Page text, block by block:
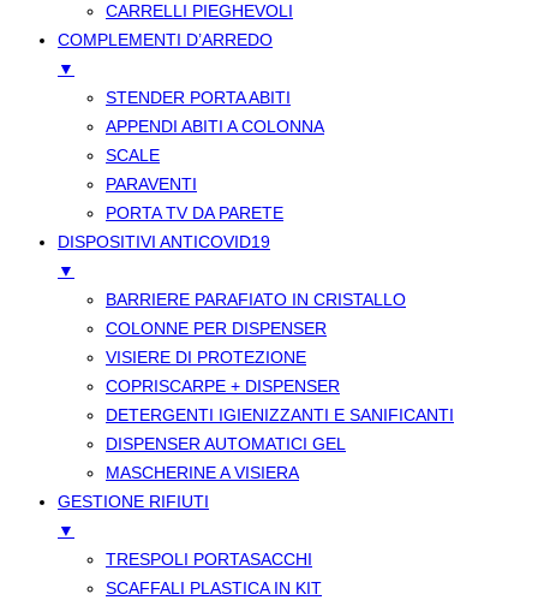
CARRELLI PIEGHEVOLI
COMPLEMENTI D’ARREDO
▼
STENDER PORTA ABITI
APPENDI ABITI A COLONNA
SCALE
PARAVENTI
PORTA TV DA PARETE
DISPOSITIVI ANTICOVID19
▼
BARRIERE PARAFIATO IN CRISTALLO
COLONNE PER DISPENSER
VISIERE DI PROTEZIONE
COPRISCARPE + DISPENSER
DETERGENTI IGIENIZZANTI E SANIFICANTI
DISPENSER AUTOMATICI GEL
MASCHERINE A VISIERA
GESTIONE RIFIUTI
▼
TRESPOLI PORTASACCHI
SCAFFALI PLASTICA IN KIT